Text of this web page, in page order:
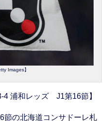
Images】
4 浦和レッズ J1第16節】
の北海道コンサドーレ札